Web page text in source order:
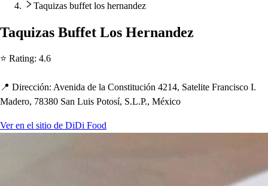
Taquizas buffet los hernandez
Taquizas Buffet Los Hernandez
⭐ Rating: 4.6
📍 Dirección: Avenida de la Constitución 4214, Satelite Francisco I.
Madero, 78380 San Luis Potosí, S.L.P., México
Ver en el sitio de DiDi Food